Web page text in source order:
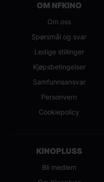
OM NFKINO
Om oss
Spørsmål og svar
Ledige stillinger
Kjøpsbetingelser
Samfunnsansvar
Personvern
Cookiepolicy
KINOPLUSS
Bli medlem